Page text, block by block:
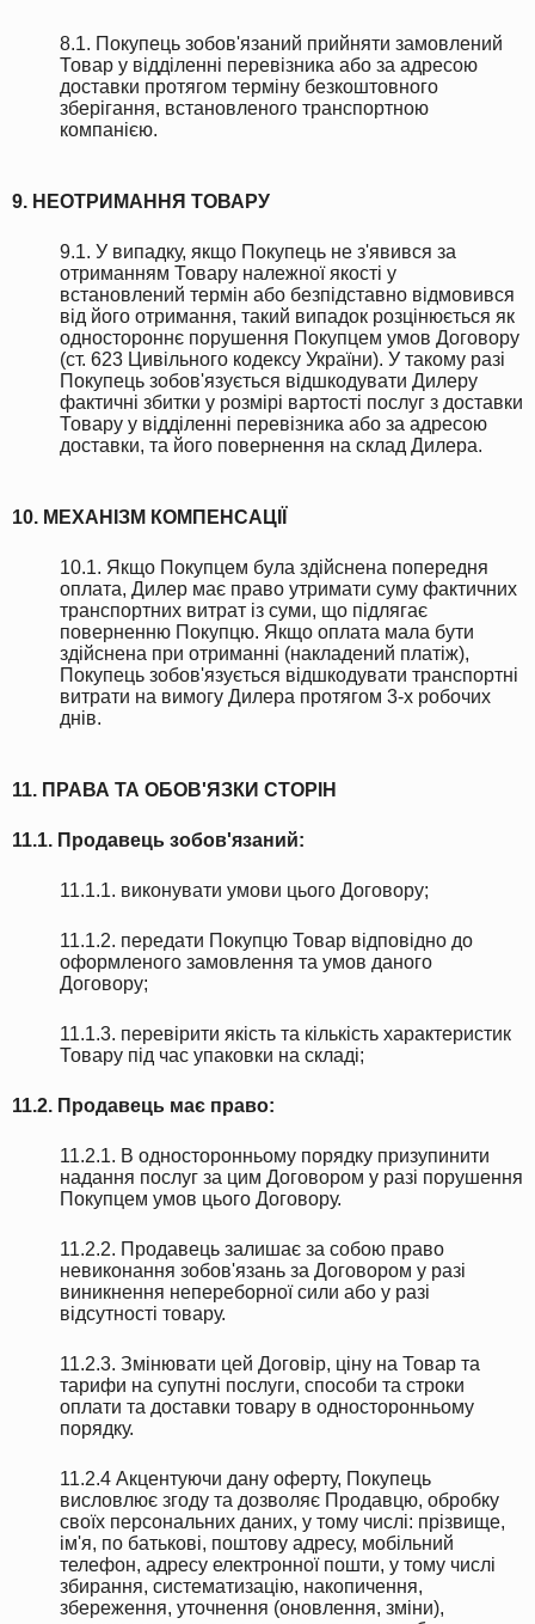
8.1. Покупець зобов'язаний прийняти замовлений
Товар у відділенні перевізника або за адресою
доставки протягом терміну безкоштовного
зберігання, встановленого транспортною
компанією.
9. НЕОТРИМАННЯ ТОВАРУ
9.1. У випадку, якщо Покупець не з'явився за
отриманням Товару належної якості у
встановлений термін або безпідставно відмовився
від його отримання, такий випадок розцінюється як
одностороннє порушення Покупцем умов Договору
(ст. 623 Цивільного кодексу України). У такому разі
Покупець зобов'язується відшкодувати Дилеру
фактичні збитки у розмірі вартості послуг з доставки
Товару у відділенні перевізника або за адресою
доставки, та його повернення на склад Дилера.
10. МЕХАНІЗМ КОМПЕНСАЦІЇ
10.1. Якщо Покупцем була здійснена попередня
оплата, Дилер має право утримати суму фактичних
транспортних витрат із суми, що підлягає
поверненню Покупцю. Якщо оплата мала бути
здійснена при отриманні (накладений платіж),
Покупець зобов'язується відшкодувати транспортні
витрати на вимогу Дилера протягом 3-х робочих
днів.
11. ПРАВА ТА ОБОВ'ЯЗКИ СТОРІН
11.1. Продавець зобов'язаний:
11.1.1. виконувати умови цього Договору;
11.1.2. передати Покупцю Товар відповідно до
оформленого замовлення та умов даного
Договору;
11.1.3. перевірити якість та кількість характеристик
Товару під час упаковки на складі;
11.2. Продавець має право:
11.2.1. В односторонньому порядку призупинити
надання послуг за цим Договором у разі порушення
Покупцем умов цього Договору.
11.2.2. Продавець залишає за собою право
невиконання зобов'язань за Договором у разі
виникнення непереборної сили або у разі
відсутності товару.
11.2.3. Змінювати цей Договір, ціну на Товар та
тарифи на супутні послуги, способи та строки
оплати та доставки товару в односторонньому
порядку.
11.2.4 Акцентуючи дану оферту, Покупець
висловлює згоду та дозволяє Продавцю, обробку
своїх персональних даних, у тому числі: прізвище,
ім'я, по батькові, поштову адресу, мобільний
телефон, адресу електронної пошти, у тому числі
збирання, систематизацію, накопичення,
збереження, уточнення (оновлення, зміни),